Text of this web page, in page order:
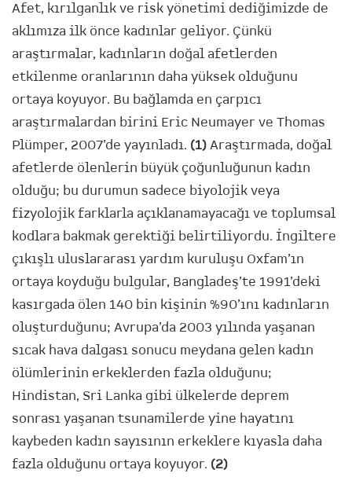
Afet, kırılganlık ve risk yönetimi dediğimizde de
aklımıza ilk önce kadınlar geliyor. Çünkü
araştırmalar, kadınların doğal afetlerden
etkilenme oranlarının daha yüksek olduğunu
ortaya koyuyor. Bu bağlamda en çarpıcı
araştırmalardan birini Eric Neumayer ve Thomas
Plümper, 2007’de yayınladı. (1) Araştırmada, doğal
afetlerde ölenlerin büyük çoğunluğunun kadın
olduğu; bu durumun sadece biyolojik veya
fizyolojik farklarla açıklanamayacağı ve toplumsal
kodlara bakmak gerektiği belirtiliyordu. İngiltere
çıkışlı uluslararası yardım kuruluşu Oxfam’ın
ortaya koyduğu bulgular, Bangladeş’te 1991’deki
kasırgada ölen 140 bin kişinin %90’ını kadınların
oluşturduğunu; Avrupa’da 2003 yılında yaşanan
sıcak hava dalgası sonucu meydana gelen kadın
ölümlerinin erkeklerden fazla olduğunu;
Hindistan, Sri Lanka gibi ülkelerde deprem
sonrası yaşanan tsunamilerde yine hayatını
kaybeden kadın sayısının erkeklere kıyasla daha
fazla olduğunu ortaya koyuyor. (2)